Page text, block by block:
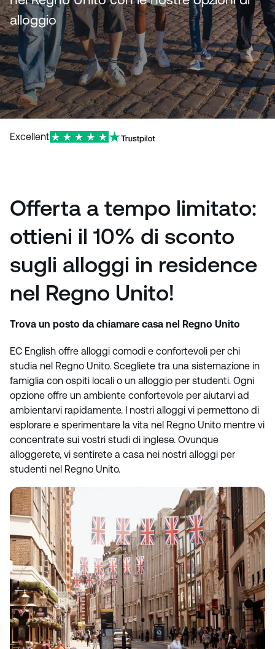
alloggio
Excellent
Offerta a tempo limitato:
ottieni il 10% di sconto
sugli alloggi in residence
nel Regno Unito!
Trova un posto da chiamare casa nel Regno Unito
EC English offre alloggi comodi e confortevoli per chi
studia nel Regno Unito. Scegliete tra una sistemazione in
famiglia con ospiti locali o un alloggio per studenti. Ogni
opzione offre un ambiente confortevole per aiutarvi ad
ambientarvi rapidamente. I nostri alloggi vi permettono di
esplorare e sperimentare la vita nel Regno Unito mentre vi
concentrate sui vostri studi di inglese. Ovunque
alloggerete, vi sentirete a casa nei nostri alloggi per
studenti nel Regno Unito.